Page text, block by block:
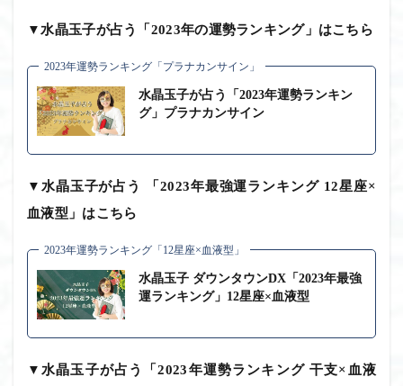
▼水晶玉子が占う「2023年の運勢ランキング」はこちら
2023年運勢ランキング「プラナカンサイン」
水晶玉子が占う「2023年運勢ランキン
グ」プラナカンサイン
▼水晶玉子が占う 「2023年最強運ランキング 12星座×
血液型」はこちら
2023年運勢ランキング「12星座×血液型」
水晶玉子 ダウンタウンDX「2023年最強
運ランキング」12星座×血液型
▼水晶玉子が占う「2023年運勢ランキング 干支×血液